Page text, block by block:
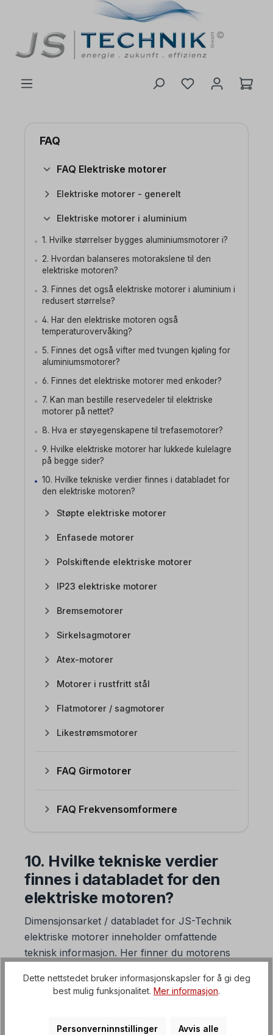
FAQ
FAQ Elektriske motorer
Elektriske motorer - generelt
Elektriske motorer i aluminium
1. Hvilke størrelser bygges aluminiumsmotorer i?
2. Hvordan balanseres motorakslene til den
elektriske motoren?
3. Finnes det også elektriske motorer i aluminium i
redusert størrelse?
4. Har den elektriske motoren også
temperaturovervåking?
5. Finnes det også vifter med tvungen kjøling for
aluminiumsmotorer?
6. Finnes det elektriske motorer med enkoder?
7. Kan man bestille reservedeler til elektriske
motorer på nettet?
8. Hva er støyegenskapene til trefasemotorer?
9. Hvilke elektriske motorer har lukkede kulelagre
på begge sider?
10. Hvilke tekniske verdier finnes i databladet for
den elektriske motoren?
Støpte elektriske motorer
Enfasede motorer
Polskiftende elektriske motorer
IP23 elektriske motorer
Bremsemotorer
Sirkelsagmotorer
Atex-motorer
Motorer i rustfritt stål
Flatmotorer / sagmotorer
Likestrømsmotorer
FAQ Girmotorer
FAQ Frekvensomformere
10. Hvilke tekniske verdier
finnes i databladet for den
elektriske motoren?
Dimensjonsarket / databladet for JS-Technik
elektriske motorer inneholder omfattende
teknisk informasjon. Her finner du motorens
informasjon. Denne informasjonen er tilgjengelig
på tysk og engelsk.
Dette nettstedet bruker informasjonskapsler for å gi deg
best mulig funksjonalitet. Mer informasjon.
Personverninnstillinger Avvis alle